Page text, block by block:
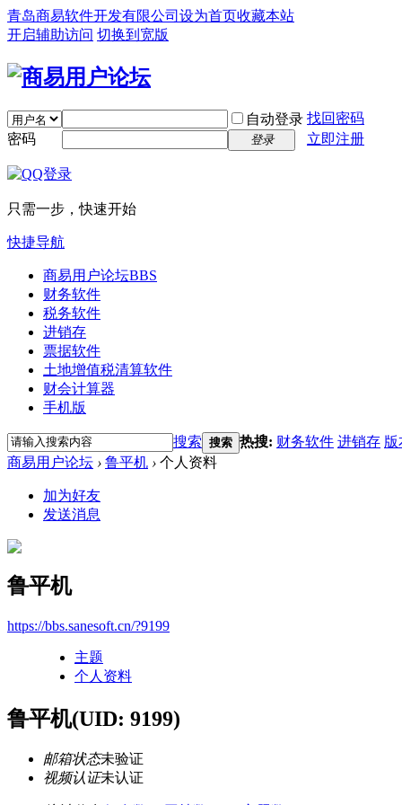
青岛商易软件开发有限公司 设为首页收藏本站
开启辅助访问 切换到宽版
自动登录 找回密码
密码
登录 立即注册
只需一步，快速开始
快捷导航
商易用户论坛BBS
财务软件
税务软件
进销存
票据软件
土地增值税清算软件
财会计算器
手机版
搜索 搜索 热搜: 财务软件 进销存 版
商易用户论坛 › 鲁平机 › 个人资料
加为好友
发送消息
鲁平机
https://bbs.sanesoft.cn/?9199
主题
个人资料
鲁平机(UID: 9199)
邮箱状态未验证
视频认证未认证